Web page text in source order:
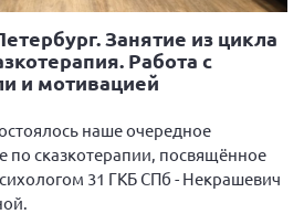
Занятие из цикла
Работа с
и мотивацией
наше очередное
по сказкотерапии, посвящённое
31 ГКБ СПб - Некрашевич